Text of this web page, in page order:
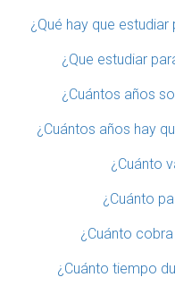
¿Qué hay que
¿Que estudiar
¿Cuántos años
¿Cuántos años hay
¿Cuánto
¿Cuánto
¿Cuánto
¿Cuánto tiempo